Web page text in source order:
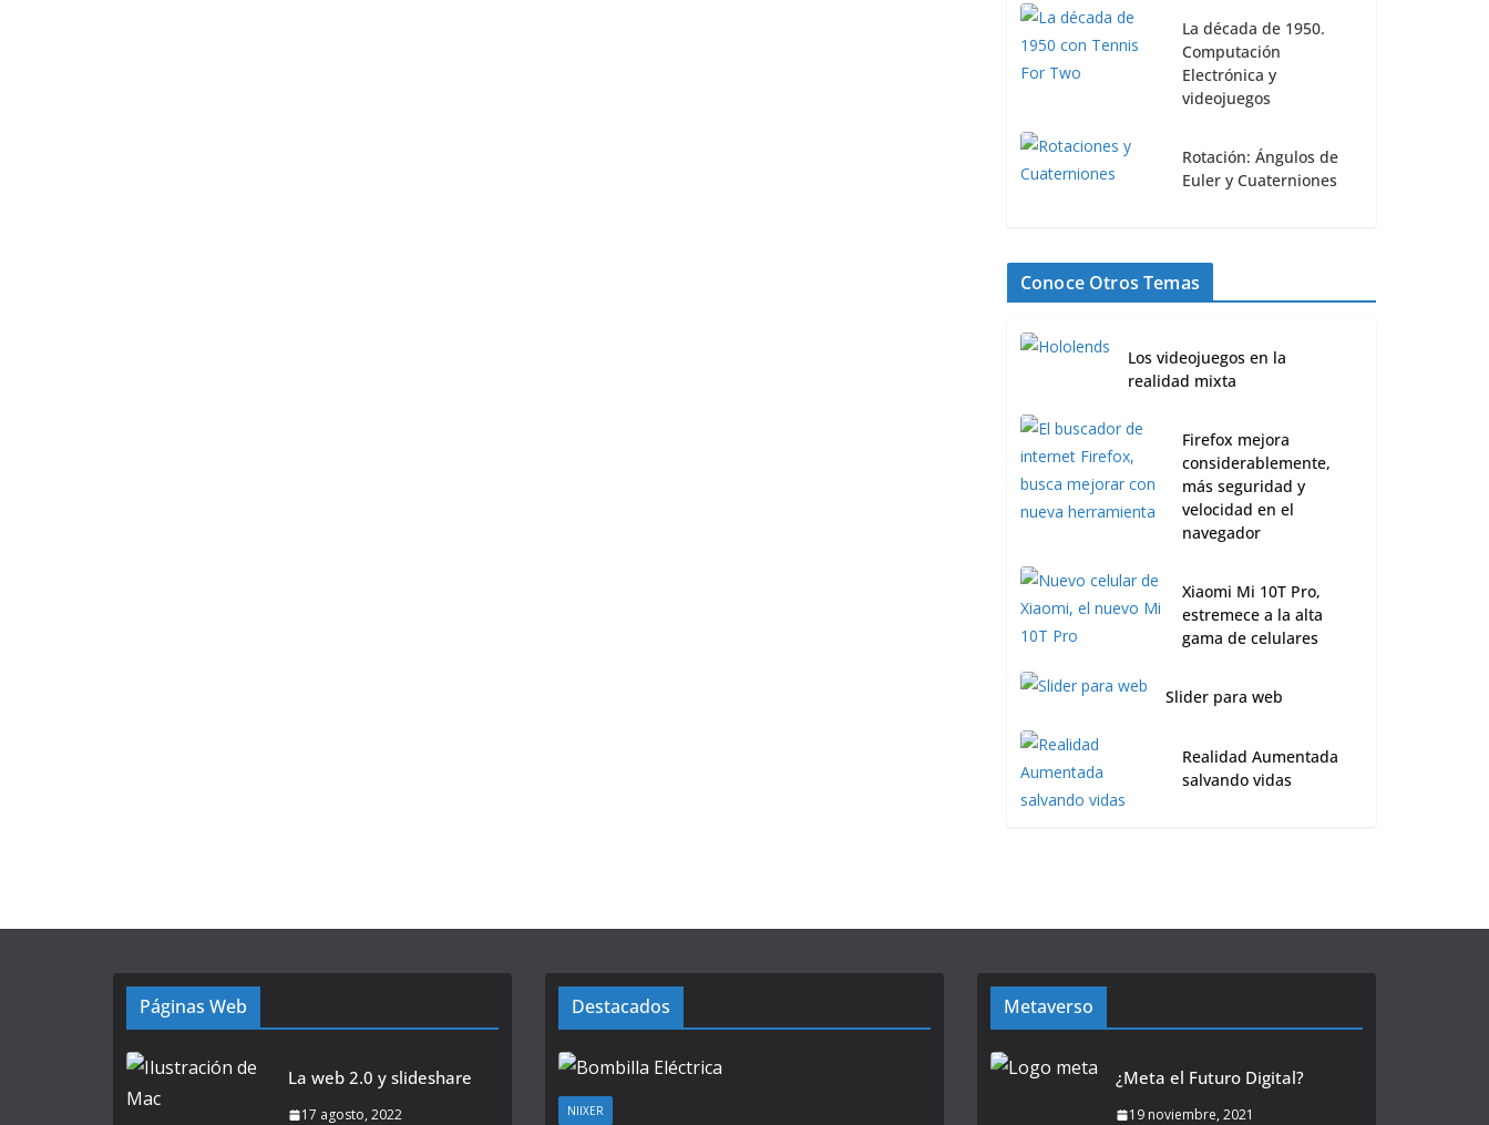
La década de 1950.
Computación
Electrónica y
videojuegos
Rotación: Ángulos de
Euler y Cuaterniones
Conoce Otros Temas
Los videojuegos en la
realidad mixta
Firefox mejora
considerablemente,
más seguridad y
velocidad en el
navegador
Xiaomi Mi 10T Pro,
estremece a la alta
gama de celulares
Slider para web
Realidad Aumentada
salvando vidas
Páginas Web
La web 2.0 y slideshare
17 agosto, 2022
Destacados
NIIXER
Metaverso
¿Meta el Futuro Digital?
19 noviembre, 2021